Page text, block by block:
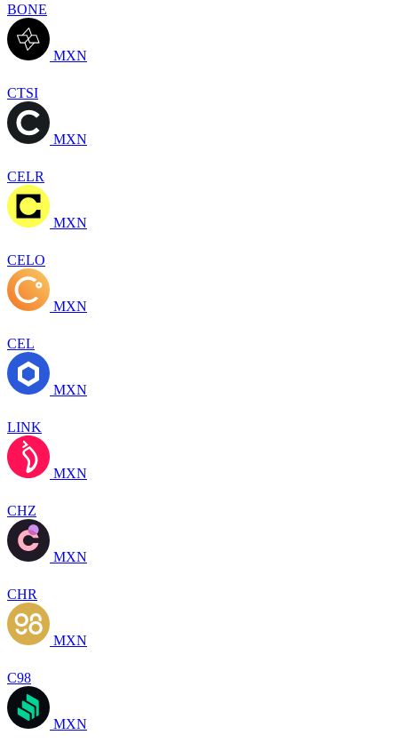
BONE
MXN
CTSI
MXN
CELR
MXN
CELO
MXN
CEL
MXN
LINK
MXN
CHZ
MXN
CHR
MXN
C98
MXN